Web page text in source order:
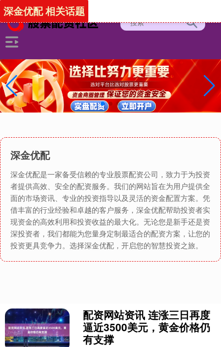
深金优配
深金优配是一家备受信赖的专业股票配资公司，致力于为投资
者提供高效、安全的配资服务。我们的网站旨在为用户提供全
面的市场资讯、专业的投资指导以及灵活的资金配置方案。凭
借丰富的行业经验和卓越的客户服务，深金优配帮助投资者实
现资金的高效利用和投资收益的最大化。无论您是新手还是资
深投资者，我们都能为您量身定制最适合的配资方案，让您的
投资更具竞争力。选择深金优配，开启您的智慧投资之旅。
深金优配 相关话题
配资网站资讯 连涨三日再度
逼近3500美元，黄金价格仍
有支撑